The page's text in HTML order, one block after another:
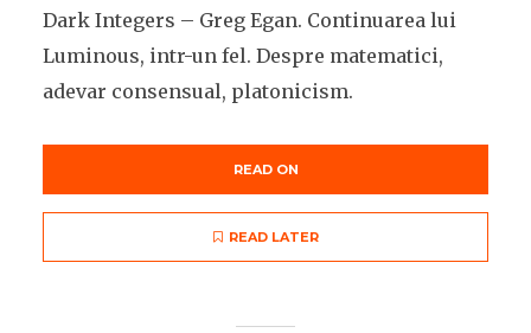
Dark Integers – Greg Egan. Continuarea lui
Luminous, intr-un fel. Despre matematici,
adevar consensual, platonicism.
READ ON
READ LATER